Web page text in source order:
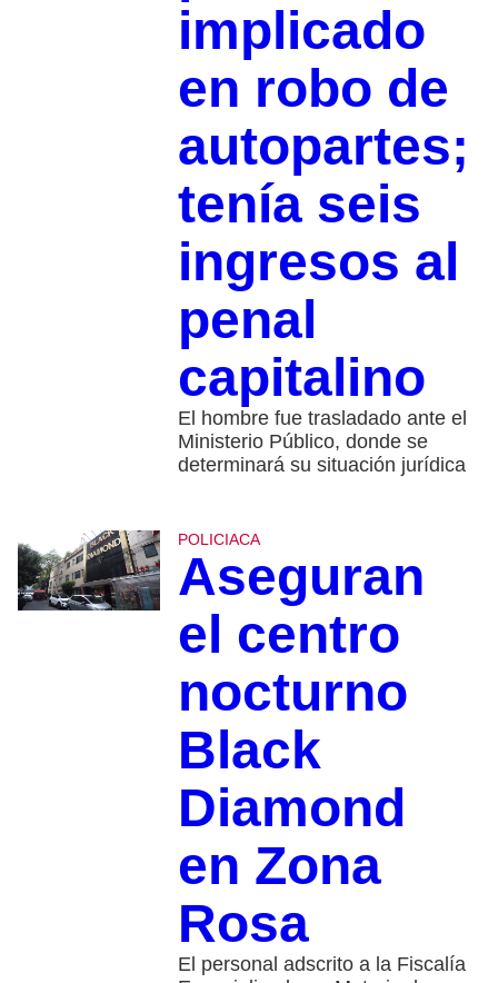
implicado
en robo de
autopartes;
tenía seis
ingresos al
penal
capitalino
El hombre fue trasladado ante el
Ministerio Público, donde se
determinará su situación jurídica
POLICIACA
Aseguran
el centro
nocturno
Black
Diamond
en Zona
Rosa
El personal adscrito a la Fiscalía